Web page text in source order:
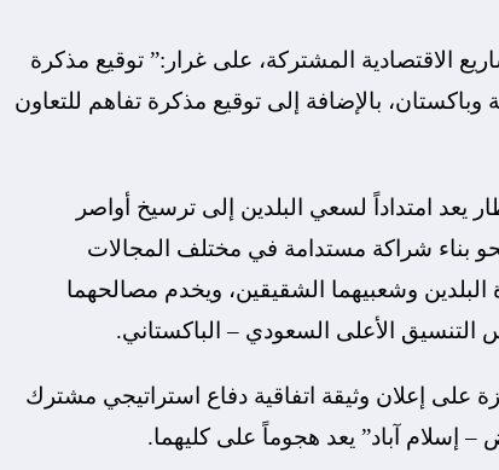
الاقتصادية المشتركة، على غرار:” توقيع مذكرة
بالإضافة إلى توقيع مذكرة تفاهم للتعاون
يعد امتداداً لسعي البلدين إلى ترسيخ أواصر
نحو بناء شراكة مستدامة في مختلف المجالات
البلدين وشعبيهما الشقيقين، ويخدم مصالحهما
التنسيق الأعلى السعودي – الباكستاني.
على إعلان وثيقة اتفاقية دفاع استراتيجي مشترك
آباد” يعد هجوماً على كليهما.